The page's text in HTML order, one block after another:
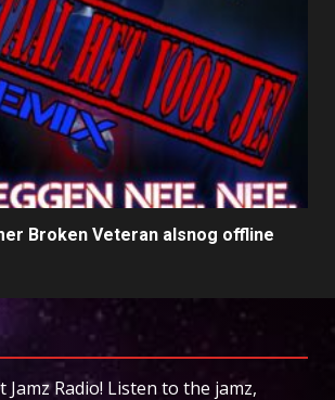
Broken Veteran alsnog offline
Jamz Radio! Listen to the jamz,